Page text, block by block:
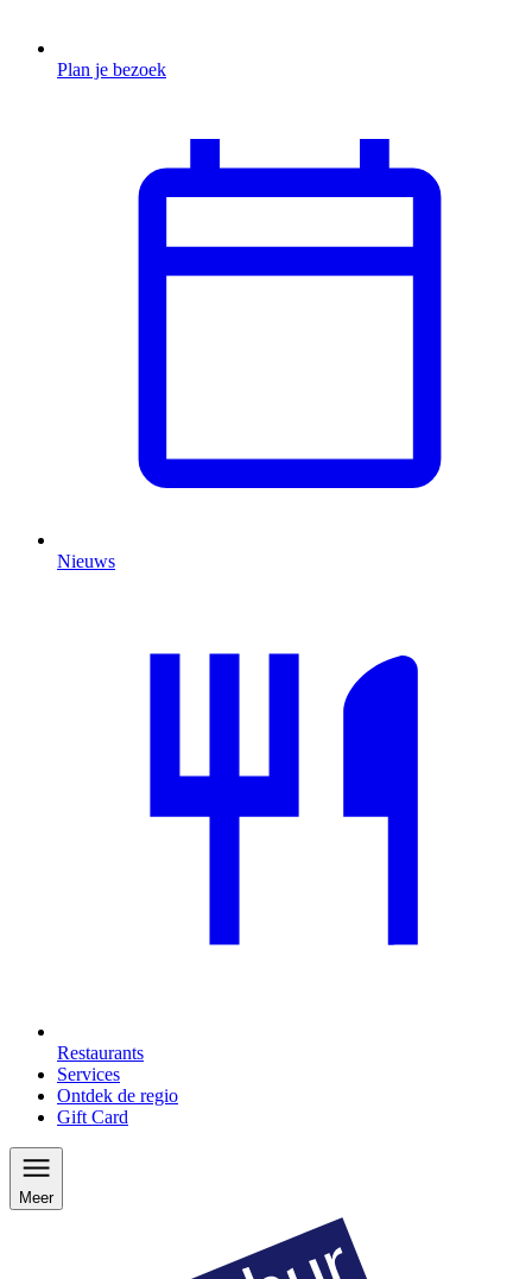
Plan je bezoek
Nieuws
Restaurants
Services
Ontdek de regio
Gift Card
Meer